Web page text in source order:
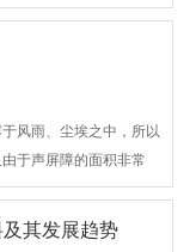
雨、尘埃之中，所以
于声屏障的面积非常
及其发展趋势